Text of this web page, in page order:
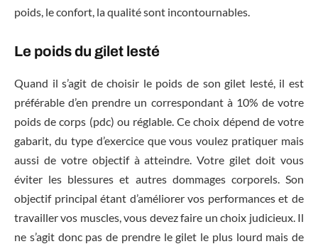
poids, le confort, la qualité sont incontournables.
Le poids du gilet lesté
Quand il s’agit de choisir le poids de son gilet lesté, il est
préférable d’en prendre un correspondant à 10% de votre
poids de corps (pdc) ou réglable. Ce choix dépend de votre
gabarit, du type d’exercice que vous voulez pratiquer mais
aussi de votre objectif à atteindre. Votre gilet doit vous
éviter les blessures et autres dommages corporels. Son
objectif principal étant d’améliorer vos performances et de
travailler vos muscles, vous devez faire un choix judicieux. Il
ne s’agit donc pas de prendre le gilet le plus lourd mais de